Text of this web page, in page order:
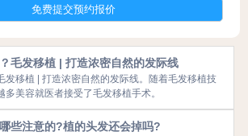
毛发移植 | 打造浓密自然的发际线
发移植 | 打造浓密自然的发际线。随着毛发移植技
美容就医者接受了毛发移植手术。
些注意的?植的头发还会掉吗?